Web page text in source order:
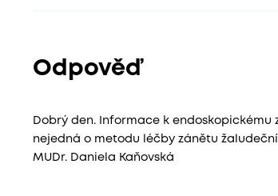
Odpověď
Dobrý den. Informace k endoskopickému
nejedná o metodu léčby zánětu
MUDr. Daniela Kaňovská